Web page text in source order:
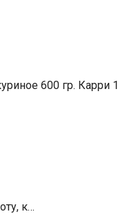
600 гр. Карри 1
к…